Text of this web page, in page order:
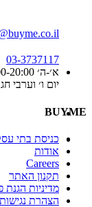
03-3737117
א׳-ה׳ 9:00-20:00
יום ו׳ וערבי חג 9:00-15:00
BUYME
כניסת בתי
אודות
Careers
תקנון האתר
מדיניות הגנת
הצהרת נגישות